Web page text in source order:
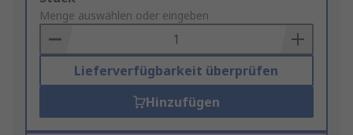
to
Basket
Menge auswählen oder eingeben
Lieferverfügbarkeit überprüfen
Hinzufügen